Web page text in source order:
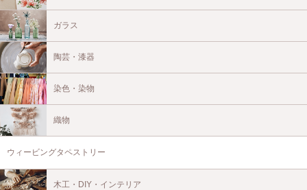
ガラス
陶芸・漆器
染色・染物
織物
ウィービングタペストリー
木工・DIY・インテリア